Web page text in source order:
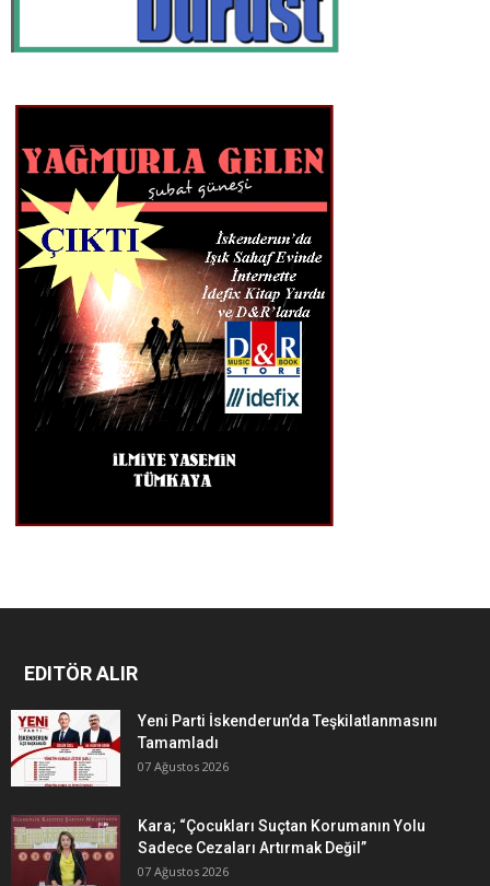
EDITÖR ALIR
Yeni Parti İskenderun’da Teşkilatlanmasını
Tamamladı
07 Ağustos 2026
Kara; “Çocukları Suçtan Korumanın Yolu
Sadece Cezaları Artırmak Değil”
07 Ağustos 2026